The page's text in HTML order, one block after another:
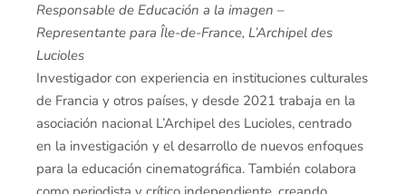
Responsable de Educación a la imagen –
Representante para Île-de-France, L’Archipel des
Lucioles
Investigador con experiencia en instituciones culturales
de Francia y otros países, y desde 2021 trabaja en la
asociación nacional L’Archipel des Lucioles, centrado
en la investigación y el desarrollo de nuevos enfoques
para la educación cinematográfica. También colabora